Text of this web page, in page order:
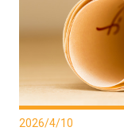
2026/4/10